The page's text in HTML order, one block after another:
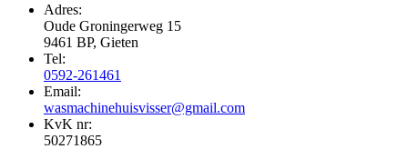
Adres:
Oude Groningerweg 15
9461 BP, Gieten
Tel:
0592-261461
Email:
wasmachinehuisvisser@gmail.com
KvK nr:
50271865